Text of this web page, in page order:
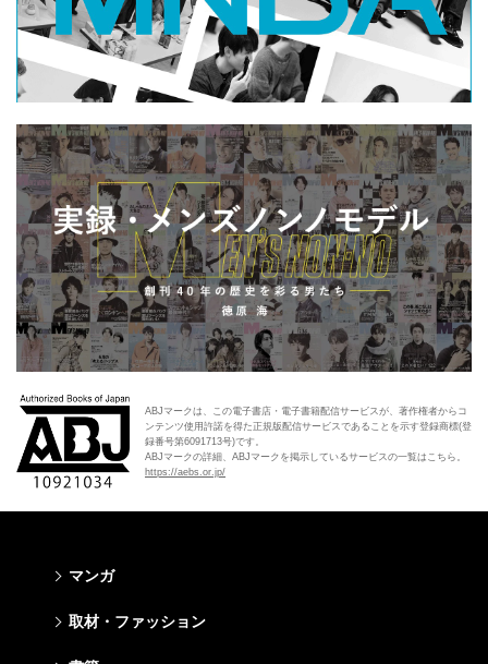
ABJマークは、この電子書店・電子書籍配信サービスが、著作権者からコ
ンテンツ使用許諾を得た正規版配信サービスであることを示す登録商標(登
録番号第6091713号)です。
ABJマークの詳細、ABJマークを掲示しているサービスの一覧はこちら。
https://aebs.or.jp/
マンガ
取材・ファッション